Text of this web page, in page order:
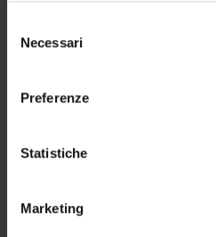
modificare o revocare il proprio
momento dalla Dichiarazione
raccogliere
geografica, con
Identificare il tuo
delNecessari
Preferenze
Statistiche
Marketing
Contatti
Luoghi